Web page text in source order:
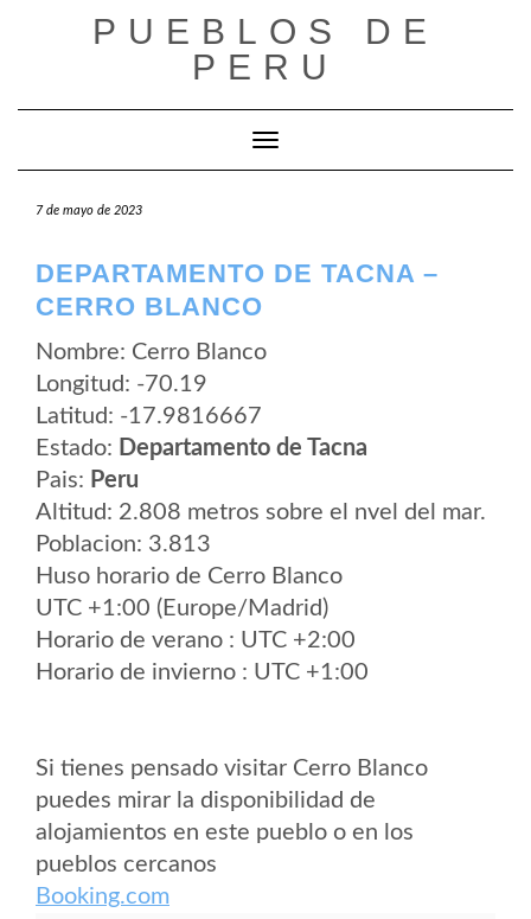
PUEBLOS DE
PERU
Cambiar modo de navegación
7 de mayo de 2023
DEPARTAMENTO DE TACNA –
CERRO BLANCO
Nombre: Cerro Blanco
Longitud: -70.19
Latitud: -17.9816667
Estado: Departamento de Tacna
Pais: Peru
Altitud: 2.808 metros sobre el nvel del mar.
Poblacion: 3.813
Huso horario de Cerro Blanco
UTC +1:00 (Europe/Madrid)
Horario de verano : UTC +2:00
Horario de invierno : UTC +1:00
Si tienes pensado visitar Cerro Blanco
puedes mirar la disponibilidad de
alojamientos en este pueblo o en los
pueblos cercanos
Booking.com